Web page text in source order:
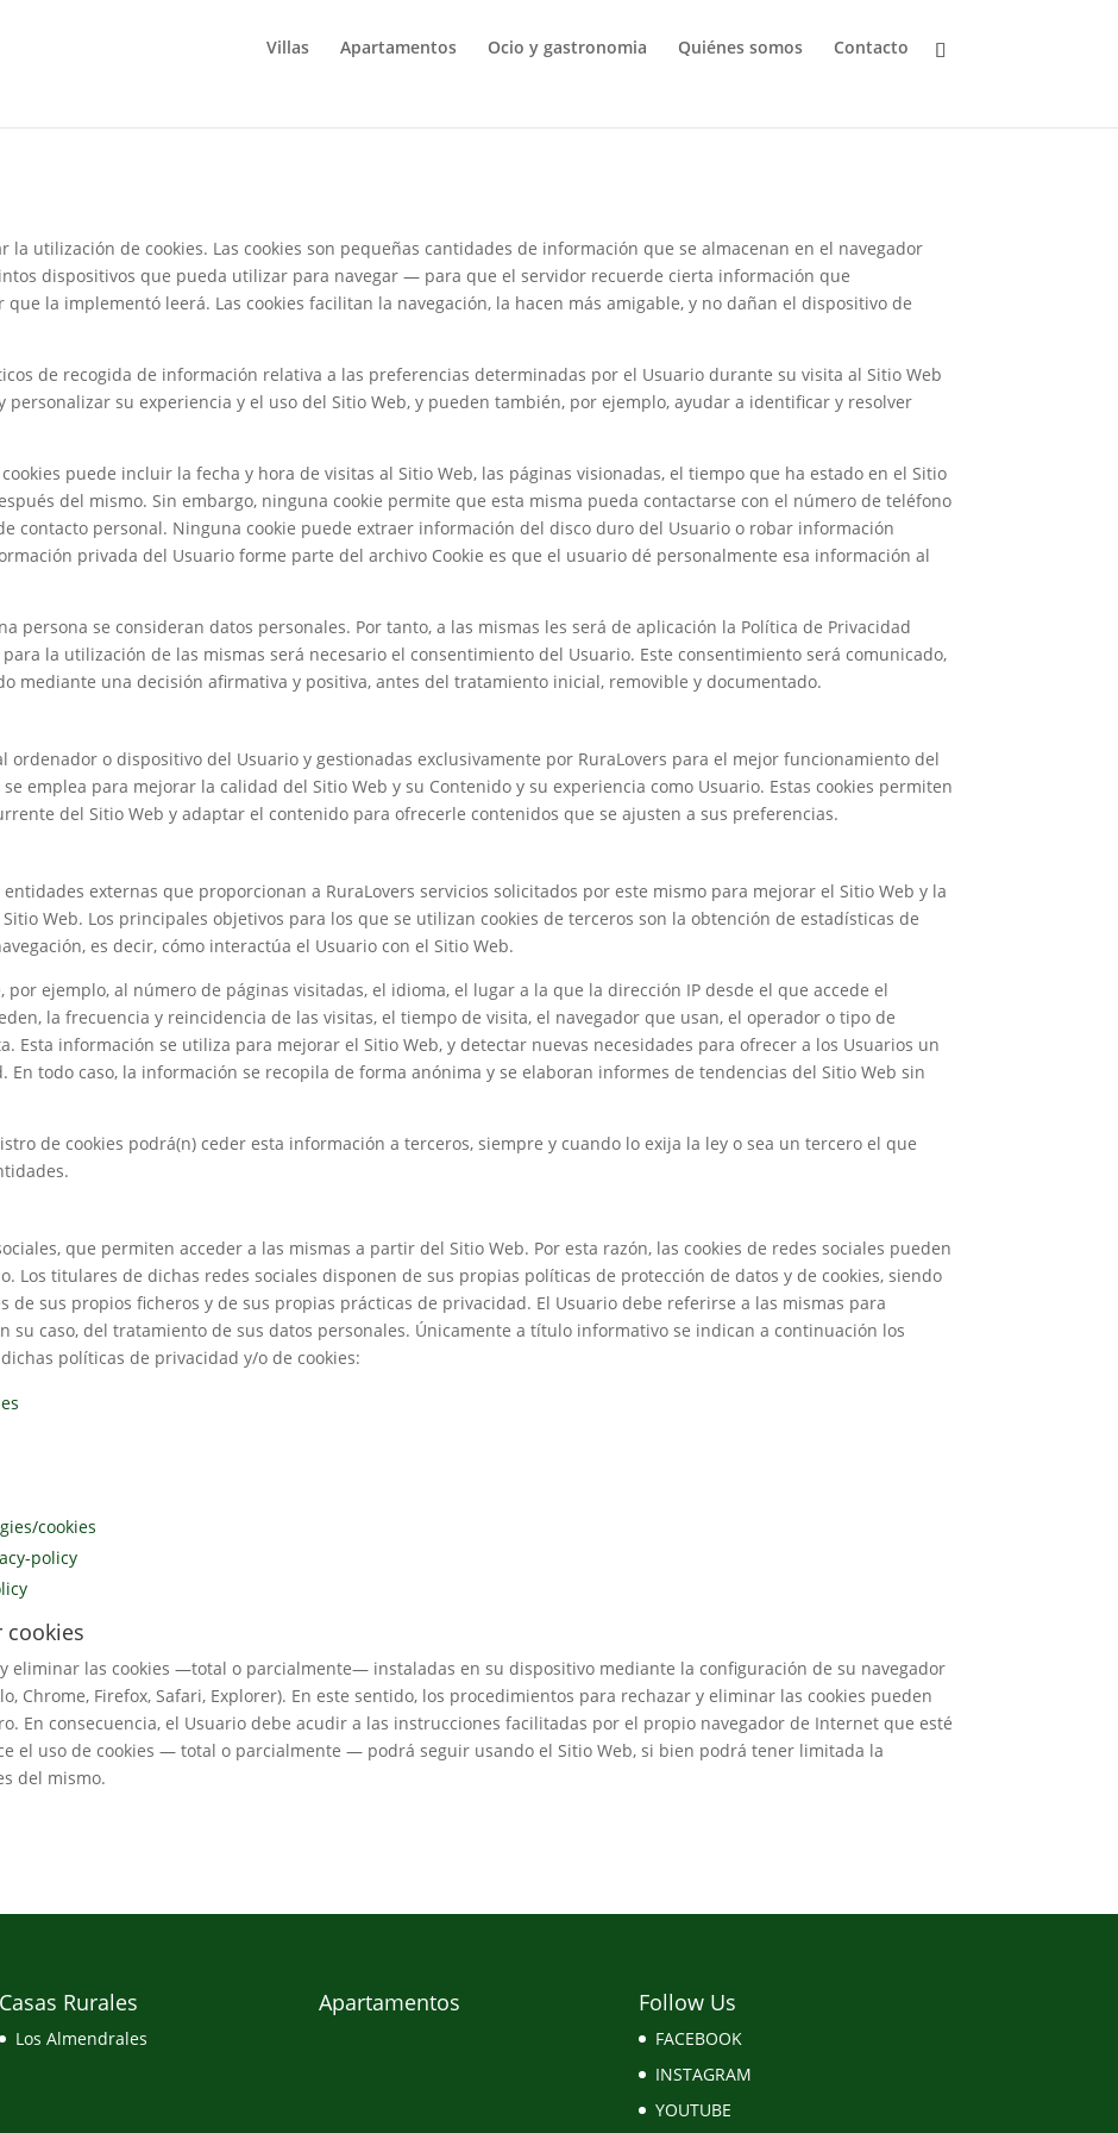
Villas Apartamentos Ocio y gastronomia Quiénes somos Contacto
la utilización de cookies. Las cookies son pequeñas cantidades de información que se almacenan en el navegador
dispositivos que pueda utilizar para navegar — para que el servidor recuerde cierta información que
la implementó leerá. Las cookies facilitan la navegación, la hacen más amigable, y no dañan el dispositivo de
de recogida de información relativa a las preferencias determinadas por el Usuario durante su visita al Sitio Web
personalizar su experiencia y el uso del Sitio Web, y pueden también, por ejemplo, ayudar a identificar y resolver
puede incluir la fecha y hora de visitas al Sitio Web, las páginas visionadas, el tiempo que ha estado en el Sitio
del mismo. Sin embargo, ninguna cookie permite que esta misma pueda contactarse con el número de teléfono
contacto personal. Ninguna cookie puede extraer información del disco duro del Usuario o robar información
privada del Usuario forme parte del archivo Cookie es que el usuario dé personalmente esa información al
persona se consideran datos personales. Por tanto, a las mismas les será de aplicación la Política de Privacidad
la utilización de las mismas será necesario el consentimiento del Usuario. Este consentimiento será comunicado,
mediante una decisión afirmativa y positiva, antes del tratamiento inicial, removible y documentado.
ordenador o dispositivo del Usuario y gestionadas exclusivamente por RuraLovers para el mejor funcionamiento del
emplea para mejorar la calidad del Sitio Web y su Contenido y su experiencia como Usuario. Estas cookies permiten
del Sitio Web y adaptar el contenido para ofrecerle contenidos que se ajusten a sus preferencias.
externas que proporcionan a RuraLovers servicios solicitados por este mismo para mejorar el Sitio Web y la
Web. Los principales objetivos para los que se utilizan cookies de terceros son la obtención de estadísticas de
es decir, cómo interactúa el Usuario con el Sitio Web.
ejemplo, al número de páginas visitadas, el idioma, el lugar a la que la dirección IP desde el que accede el
la frecuencia y reincidencia de las visitas, el tiempo de visita, el navegador que usan, el operador o tipo de
Esta información se utiliza para mejorar el Sitio Web, y detectar nuevas necesidades para ofrecer a los Usuarios un
En todo caso, la información se recopila de forma anónima y se elaboran informes de tendencias del Sitio Web sin
de cookies podrá(n) ceder esta información a terceros, siempre y cuando lo exija la ley o sea un tercero el que
que permiten acceder a las mismas a partir del Sitio Web. Por esta razón, las cookies de redes sociales pueden
Los titulares de dichas redes sociales disponen de sus propias políticas de protección de datos y de cookies, siendo
de sus propios ficheros y de sus propias prácticas de privacidad. El Usuario debe referirse a las mismas para
su caso, del tratamiento de sus datos personales. Únicamente a título informativo se indican a continuación los
políticas de privacidad y/o de cookies:
cookies
policy
cookies
eliminar las cookies —total o parcialmente— instaladas en su dispositivo mediante la configuración de su navegador
Chrome, Firefox, Safari, Explorer). En este sentido, los procedimientos para rechazar y eliminar las cookies pueden
En consecuencia, el Usuario debe acudir a las instrucciones facilitadas por el propio navegador de Internet que esté
el uso de cookies — total o parcialmente — podrá seguir usando el Sitio Web, si bien podrá tener limitada la
del mismo.
Casas Rurales
Los Almendrales
Apartamentos Follow Us
FACEBOOK
INSTAGRAM
YOUTUBE